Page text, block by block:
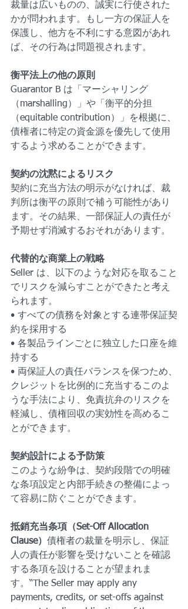
裁量は広いものの、誠実に行使された
かが問われます。もし一方の保証人を
保護し、他方を不利にする意図があれ
ば、その行為は問題視されます。
衡平法上の他の原則
Guarantor B は「マーシャリング
（marshalling）」や「衡平的分担
（equitable contribution）」を根拠に、
債権者に特定の資金源を優先して使用
するよう求めることができます。
契約の沈黙によるリスク
契約に充当方法の明示がなければ、裁
判所は衡平の原則で補う可能性があり
ます。その結果、一部保証人の責任が
予期せず消滅するおそれがあります。
代替的な商業上の戦略
Seller は、以下のような対応を取ること
でリスクを減らすことができたと考え
られます。
• すべての債務を対象とする連帯保証契
約を採用する
• 各製品ラインごとに独立した口座を維
持する
• 両保証人の責任バランスを保つため、
クレジットを比例的に充当するこのよ
うな手法により、免責抗弁のリスクを
軽減し、債権回収の実効性を高めるこ
とができます。
契約設計による予防策
このような紛争は、契約段階での明確
な条項設定と内部手続きの整備によっ
て容易に防ぐことができます。
抵銷充当条項（Set-Off Allocation
Clause） 債権者の裁量を明示し、保証
人の責任が影響を受けないことを確認
する条項を設けることが望まれま
す。“The Seller may apply any
payments, credits, or set-offs against